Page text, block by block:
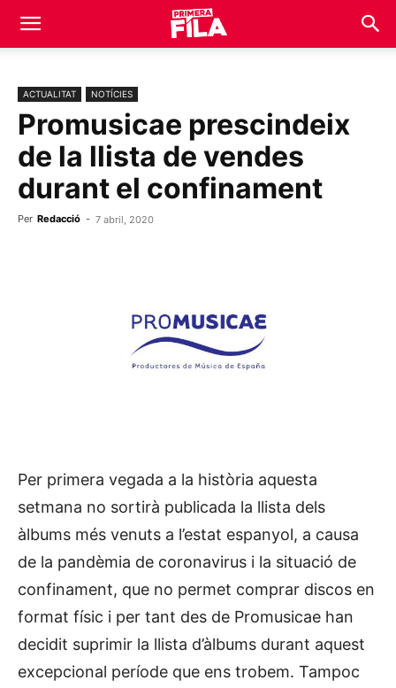
ACTUALITAT NOTÍCIES
Promusicae prescindeix
de la llista de vendes
durant el confinament
Per Redacció - 7 abril, 2020
Per primera vegada a la història aquesta
setmana no sortirà publicada la llista dels
àlbums més venuts a l’estat espanyol, a causa
de la pandèmia de coronavirus i la situació de
confinament, que no permet comprar discos en
format físic i per tant des de Promusicae han
decidit suprimir la llista d’àlbums durant aquest
excepcional període que ens trobem. Tampoc